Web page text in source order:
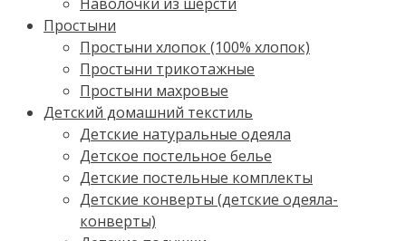
Простыни
Простыни хлопок (100% хлопок)
Простыни трикотажные
Простыни махровые
Детский домашний текстиль
Детские натуральные одеяла
Детское постельное белье
Детские постельные комплекты
Детские конверты (детские одеяла-
конверты)